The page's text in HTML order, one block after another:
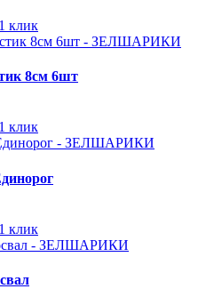
клик
8см 6шт
клик
клик